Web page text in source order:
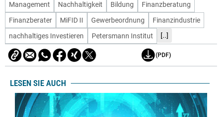
Management Nachhaltigkeit Bildung
Finanzberatung
Finanzberater
MiFID II Gewerbeordnung
Finanzindustrie
nachhaltiges Investieren
Petersmann Institut [..]
(PDF)
LESEN SIE AUCH